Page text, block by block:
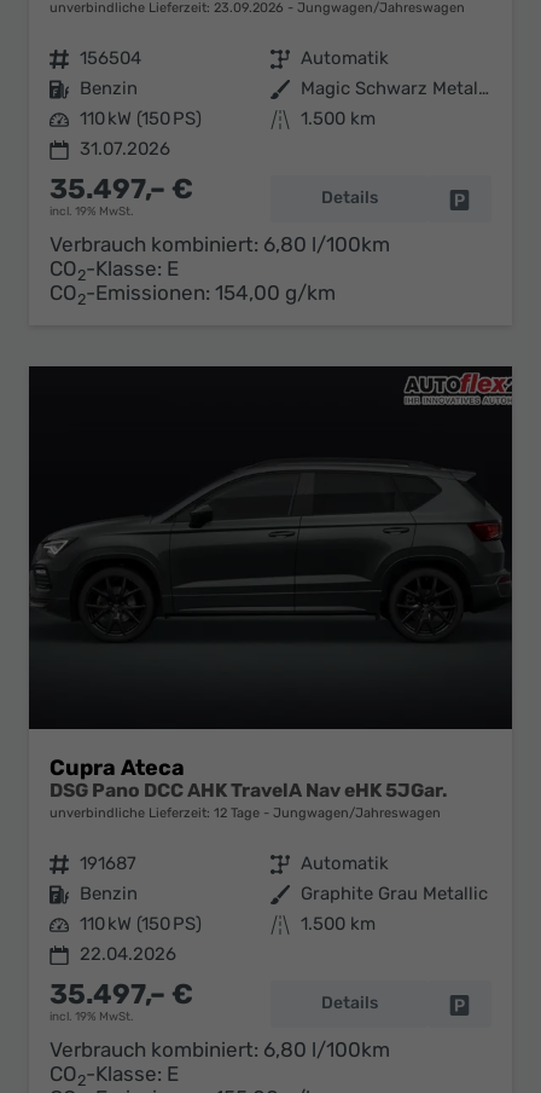
unverbindliche Lieferzeit: 23.09.2026 Jungwagen/Jahreswagen
Fahrzeugnr. 156504 Getriebe Automatik
Kraftstoff Benzin Außenfarbe
Magic Schwarz Metallic
Leistung 110 kW (150 PS) Kilometerstand 1.500 km
31.07.2026
35.497,– €
incl. 19% MwSt.
Details
Verbrauch kombiniert: 6,80 l/100km
CO2-Klasse: E
CO2-Emissionen: 154,00 g/km
Cupra Ateca
DSG Pano DCC AHK TravelA Nav eHK 5JGar.
unverbindliche Lieferzeit: 12 Tage Jungwagen/Jahreswagen
Fahrzeugnr. 191687 Getriebe Automatik
Kraftstoff Benzin Außenfarbe Graphite Grau Metallic
Leistung 110 kW (150 PS) Kilometerstand 1.500 km
22.04.2026
35.497,– €
incl. 19% MwSt.
Details
Verbrauch kombiniert: 6,80 l/100km
CO2-Klasse: E